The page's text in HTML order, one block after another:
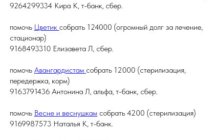
9264299334 Кира К, т-банк, сбер.
помочь Цветик собрать 124000 (огромный долг за лечение,
стационар)
9168493310 Елизавета Л, сбер.
помочь Авангардистам собрать 12000 (стерилизация,
передержка, корм)
9163791436 Антонина Л, альфа, т-банк, сбер.
помочь Весне и веснушкам собрать 4200 (стерилизация)
9169987573 Наталья К, т-банк.